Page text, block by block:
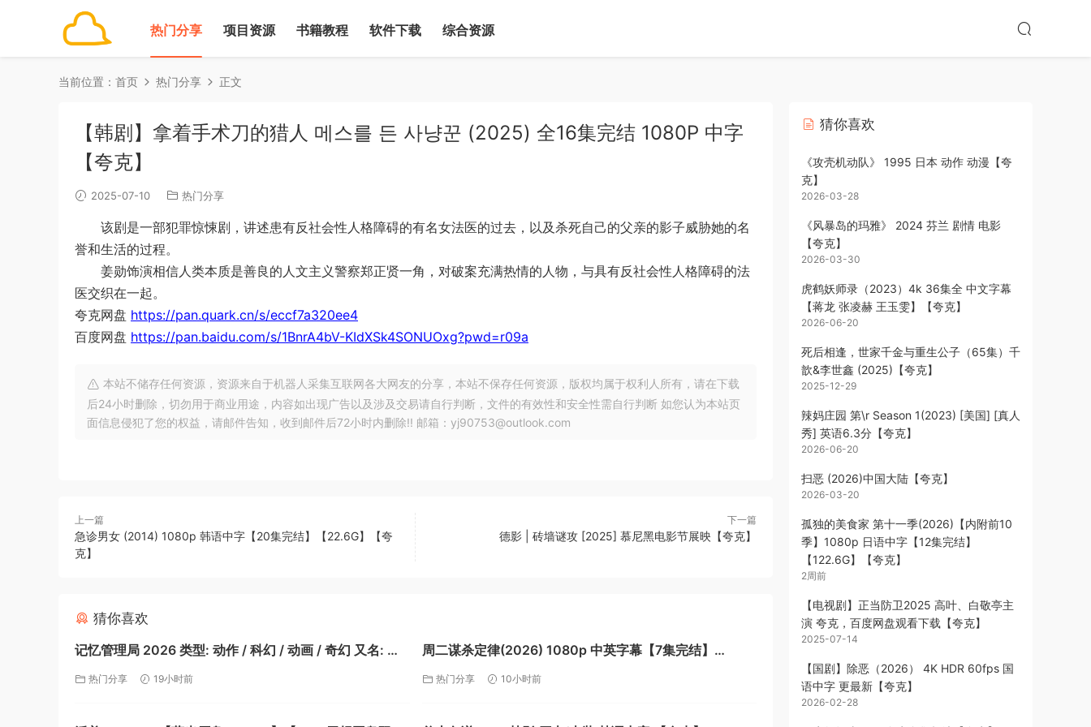
热门分享 项目资源 书籍教程 软件下载 综合资源
当前位置： 首页 热门分享 正文
【韩剧】拿着手术刀的猎人 메스를 든 사냥꾼 (2025) 全16集完结 1080P 中字
【夸克】
2025-07-10 热门分享
该剧是一部犯罪惊悚剧，讲述患有反社会性人格障碍的有名女法医的过去，以及杀死自己的父亲的影子威胁她的名
誉和生活的过程。
姜勋饰演相信人类本质是善良的人文主义警察郑正贤一角，对破案充满热情的人物，与具有反社会性人格障碍的法
医交织在一起。
夸克网盘 https://pan.quark.cn/s/eccf7a320ee4
百度网盘 https://pan.baidu.com/s/1BnrA4bV-KIdXSk4SONUOxg?pwd=r09a
本站不储存任何资源，资源来自于机器人采集互联网各大网友的分享，本站不保存任何资源，版权均属于权利人所有，请在下载
后24小时删除，切勿用于商业用途，内容如出现广告以及涉及交易请自行判断，文件的有效性和安全性需自行判断 如您认为本站页
面信息侵犯了您的权益，请邮件告知，收到邮件后72小时内删除!! 邮箱：yj90753@outlook.com
上一篇
急诊男女 (2014) 1080p 韩语中字【20集完结】【22.6G】【夸
克】
下一篇
德影 | 砖墙谜攻 [2025] 慕尼黑电影节展映【夸克】
猜你喜欢
记忆管理局 2026 类型: 动作 / 科幻 / 动画 / 奇幻 又名: 记
忆管理局 动画剧集 【夸克】
热门分享 19小时前
周二谋杀定律(2026) 1080p 中英字幕【7集完结】
【9.2G】【夸克】
热门分享 10小时前
猜你喜欢
《攻壳机动队》 1995 日本 动作 动漫【夸
克】
2026-03-28
《风暴岛的玛雅》 2024 芬兰 剧情 电影
【夸克】
2026-03-30
虎鹤妖师录（2023）4k 36集全 中文字幕
【蒋龙 张凌赫 王玉雯】【夸克】
2026-06-20
死后相逢，世家千金与重生公子（65集）千
歆&李世鑫 (2025)【夸克】
2025-12-29
辣妈庄园 第\r Season 1(2023) [美国] [真人
秀] 英语6.3分【夸克】
2026-06-20
扫恶 (2026)中国大陆【夸克】
2026-03-20
孤独的美食家 第十一季(2026)【内附前10
季】1080p 日语中字【12集完结】
【122.6G】【夸克】
2周前
【电视剧】正当防卫2025 高叶、白敬亭主
演 夸克，百度网盘观看下载【夸克】
2025-07-14
【国剧】除恶（2026） 4K HDR 60fps 国
语中字 更最新【夸克】
2026-02-28